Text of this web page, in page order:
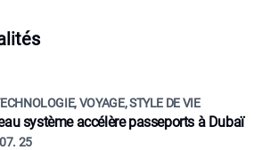
VOYAGE, STYLE DE VIE
système accélère passeports à Dubaï
25